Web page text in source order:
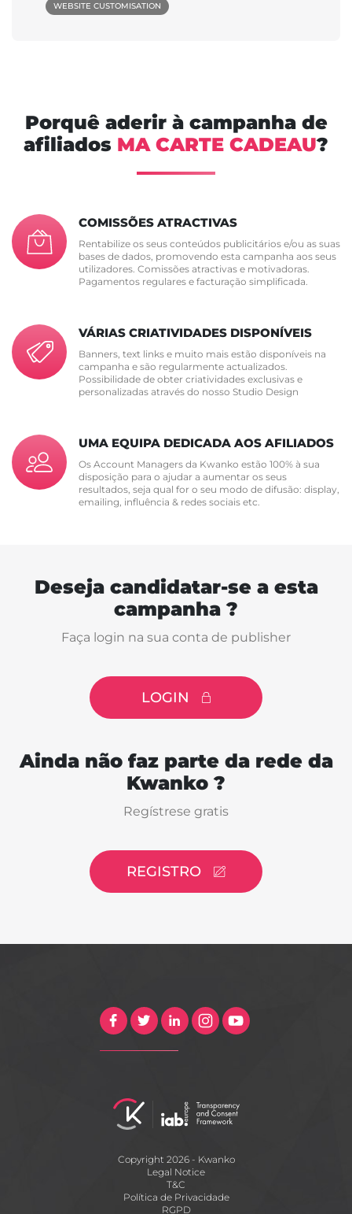
WEBSITE CUSTOMISATION
Porquê aderir à campanha de
afiliados MA CARTE CADEAU?
COMISSÕES ATRACTIVAS
Rentabilize os seus conteúdos publicitários e/ou as suas
bases de dados, promovendo esta campanha aos seus
utilizadores. Comissões atractivas e motivadoras.
Pagamentos regulares e facturação simplificada.
VÁRIAS CRIATIVIDADES DISPONÍVEIS
Banners, text links e muito mais estão disponíveis na
campanha e são regularmente actualizados.
Possibilidade de obter criatividades exclusivas e
personalizadas através do nosso Studio Design
UMA EQUIPA DEDICADA AOS AFILIADOS
Os Account Managers da Kwanko estão 100% à sua
disposição para o ajudar a aumentar os seus
resultados, seja qual for o seu modo de difusão: display,
emailing, influência & redes sociais etc.
Deseja candidatar-se a esta
campanha ?
Faça login na sua conta de publisher
LOGIN
Ainda não faz parte da rede da
Kwanko ?
Regístrese gratis
REGISTRO
Copyright 2026 - Kwanko
Legal Notice
T&C
Política de Privacidade
RGPD